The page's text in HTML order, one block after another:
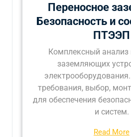
Переносное
Безопасность и
ПТЭЭП
Комплексный анализ
заземляющих
требования, выбор,
для обеспечения
и систем.
Read More